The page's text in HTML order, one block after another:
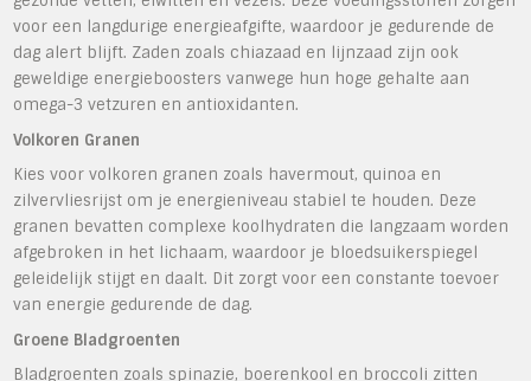
voor een langdurige energieafgifte, waardoor je gedurende de
dag alert blijft. Zaden zoals chiazaad en lijnzaad zijn ook
geweldige energieboosters vanwege hun hoge gehalte aan
omega-3 vetzuren en antioxidanten.
Volkoren Granen
Kies voor volkoren granen zoals havermout, quinoa en
zilvervliesrijst om je energieniveau stabiel te houden. Deze
granen bevatten complexe koolhydraten die langzaam worden
afgebroken in het lichaam, waardoor je bloedsuikerspiegel
geleidelijk stijgt en daalt. Dit zorgt voor een constante toevoer
van energie gedurende de dag.
Groene Bladgroenten
Bladgroenten zoals spinazie, boerenkool en broccoli zitten